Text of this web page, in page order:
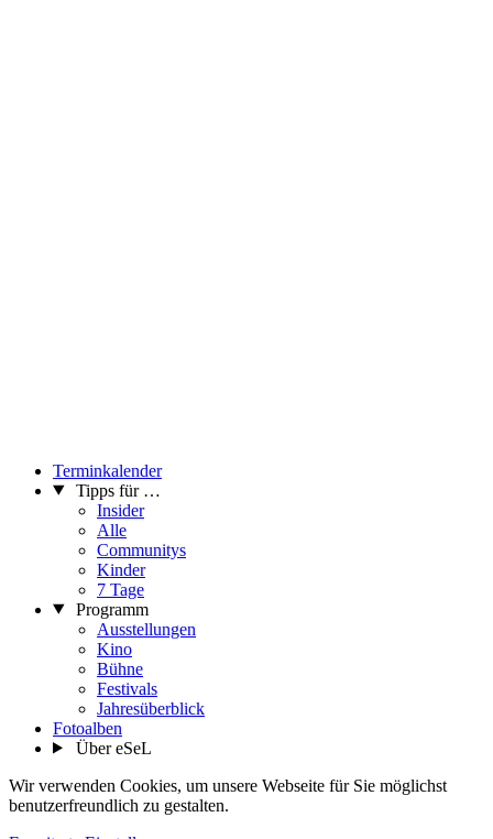
Terminkalender
Tipps für …
Insider
Alle
Communitys
Kinder
7 Tage
Programm
Ausstellungen
Kino
Bühne
Festivals
Jahresüberblick
Fotoalben
Über eSeL
Wir verwenden Cookies, um unsere Webseite für Sie möglichst
benutzerfreundlich zu gestalten.